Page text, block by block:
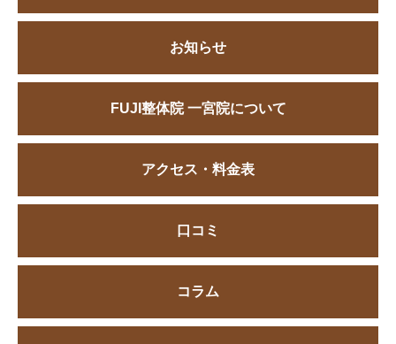
お知らせ
FUJI整体院 一宮院について
アクセス・料金表
口コミ
コラム